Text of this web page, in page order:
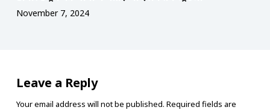
November 7, 2024
Leave a Reply
Your email address will not be published. Required fields are